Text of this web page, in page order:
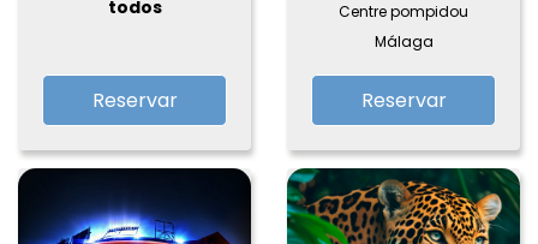
todos
Reservar
Centre pompidou
Málaga
Reservar